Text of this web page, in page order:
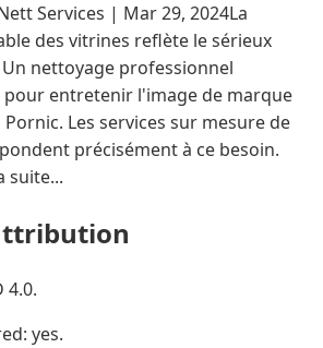
Services | Mar 29, 2024La
des vitrines reflète le sérieux
nettoyage professionnel
entretenir l'image de marque
Les services sur mesure de
précisément à ce besoin.
suite...
4.0.
yes.